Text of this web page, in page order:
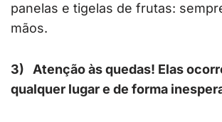
panelas e tigelas de frutas:
mãos.
3) Atenção às quedas! Elas
qualquer lugar e de forma